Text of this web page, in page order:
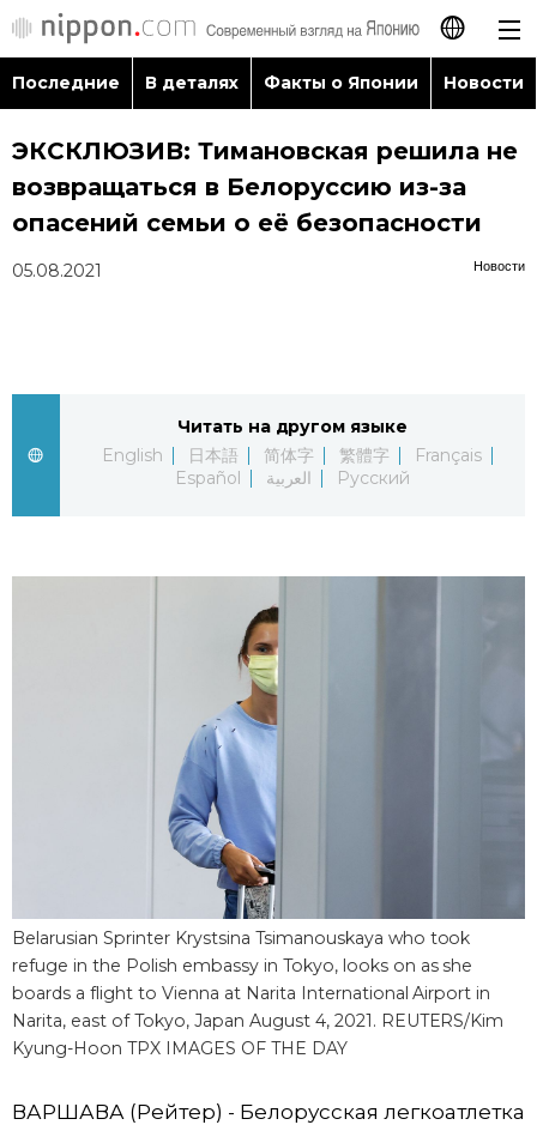
日本語
English
العربية
Последние
Фото/Видео
Общество
Культура
Жизнь
Японский язык
Японский калейдоскоп
Еда и напитки
official SNS
Последние В деталях Факты о Японии Новости
ЭКСКЛЮЗИВ: Тимановская решила не
возвращаться в Белоруссию из-за
опасений семьи о её безопасности
Новости
05.08.2021
Читать на другом языке
English
日本語 简体字 繁體字
Français
Español
العربية Русский
Belarusian Sprinter Krystsina Tsimanouskaya who took
refuge in the Polish embassy in Tokyo, looks on as she
boards a flight to Vienna at Narita International Airport in
Narita, east of Tokyo, Japan August 4, 2021. REUTERS/Kim
Kyung-Hoon TPX IMAGES OF THE DAY
ВАРШАВА (Рейтер) - Белорусская легкоатлетка